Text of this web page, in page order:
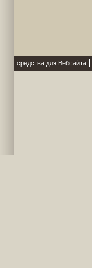
средства для Вебсайта